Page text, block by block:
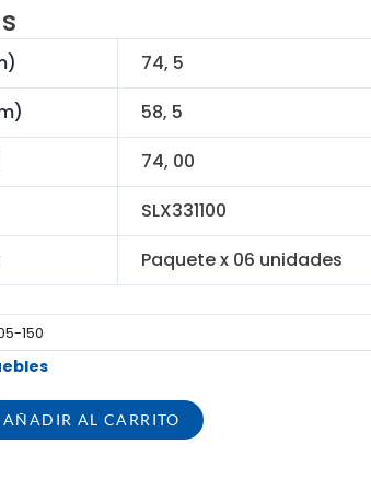
era:
S/ 540.00.
es:
S/ 316.80.
74, 5
58, 5
74, 00
SLX331100
Paquete x 06 unidades
150
AÑADIR AL CARRITO